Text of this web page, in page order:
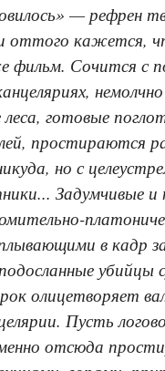
— рефрен
оттого кажется,
Сочится с
готовые
простираются
но с
Задумчивые и
в кадр
убийцы
олицетворяет
Пусть
отсюда